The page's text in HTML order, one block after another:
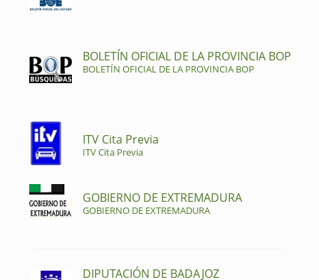
BOLETÍN OFICIAL DE LA PROVINCIA BOP
BOLETÍN OFICIAL DE LA PROVINCIA BOP
ITV Cita Previa
ITV Cita Previa
GOBIERNO DE EXTREMADURA
GOBIERNO DE EXTREMADURA
DIPUTACIÓN DE BADAJOZ